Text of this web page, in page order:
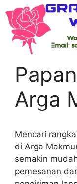
to
content
Home -Kab
Arga Makmur
Arga
Mencari
di Arga
semakin
pemesanan